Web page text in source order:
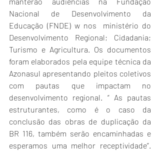
Nacional de Desenvolvimento da
Educação (FNDE) w nos  ministério do
Desenvolvimento Regional; Cidadania;
Turismo e Agricultura. Os documentos
foram elaborados pela equipe técnica da
Azonasul apresentando pleitos coletivos
com pautas que impactam no
desenvolvimento regional. “ As pautas
estruturantes, como é o caso da
conclusão das obras de duplicação da
BR 116, também serão encaminhadas e
esperamos uma melhor receptividade”.